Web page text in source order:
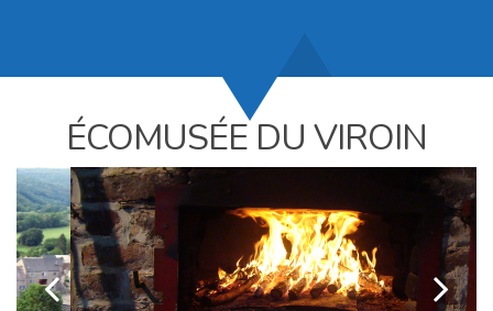
ÉCOMUSÉE DU VIROIN
k l